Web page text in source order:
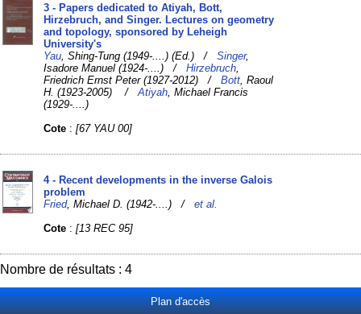
3 - Papers dedicated to Atiyah, Bott,
Hirzebruch, and Singer. Lectures on geometry
and topology, sponsored by Leheigh
University's
Yau , Shing-Tung (1949-....) (Ed.) /Singer,
Isadore Manuel (1924-....) /Hirzebruch
Friedrich Ernst Peter (1927-2012) /Bott , Raoul
H. (1923-2005) /Atiyah , Michael Francis
(1929-....)
Cote :[67 YAU 00]
4 - Recent developments in the inverse Galois
problem
Fried, Michael D. (1942-....) /et al.
Cote :[13 REC 95]
Nombre de résultats : 4
Plan d'accès